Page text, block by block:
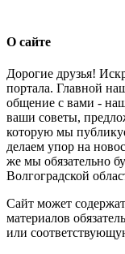
О сайте
Дорогие друзья!
портала. Главной
общение с вами -
ваши советы,
которую мы
делаем упор на
же мы обязательно
Волгоградской
Сайт может
материалов
или